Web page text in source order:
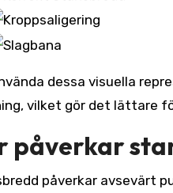
dessa visuella
vilket gör det lättare
påverkar
påverkar avsevärt